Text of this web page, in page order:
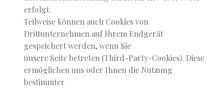
erfolgt.
Teilweise können auch Cookies von
Drittunternehmen auf Ihrem Endgerät
gespeichert werden, wenn Sie
unsere Seite betreten (Third-Party-Cookies). Diese
ermöglichen uns oder Ihnen die Nutzung
bestimmter